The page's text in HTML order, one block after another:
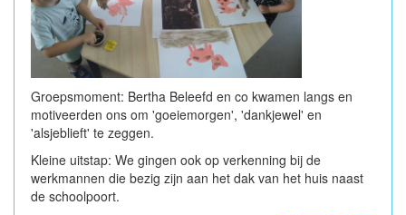
Groepsmoment: Bertha Beleefd en co kwamen langs en
motiveerden ons om 'goeiemorgen', 'dankjewel' en
'alsjeblieft' te zeggen.
Kleine uitstap: We gingen ook op verkenning bij de
werkmannen die bezig zijn aan het dak van het huis naast
de schoolpoort.